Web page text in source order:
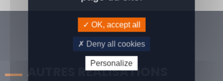
AUTRES RÉALISATIONS
OK, accept all
Deny all cookies
Personalize